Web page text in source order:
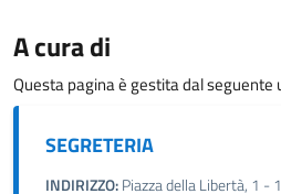
A cura di
Questa pagina è gestita dal seguente
SEGRETERIA
INDIRIZZO:Piazza della Libertà, 1 -